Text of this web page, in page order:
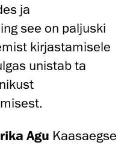
ja
see on paljuski
kirjastamisele
unistab ta
Agu Kaasaegse